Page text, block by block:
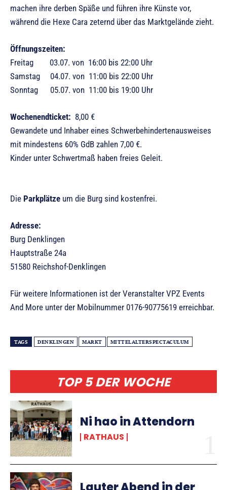
TOP 5 DER WOCHE
Ni hao in Attendorn
RATHAUS
machen ihre derben Späße und führen ihre Künste vor,
während die Hexe Cara zeternd über das Marktgelände zieht.
Öffnungszeiten:
Freitag 03.07. von 16:00 bis 22:00 Uhr
Samstag 04.07. von 11:00 bis 22:00 Uhr
Sonntag 05.07. von 11:00 bis 19:00 Uhr
Wochenendticket: 8,00 €
Gewandete und Inhaber eines Schwerbehindertenausweises
mit mindestens 60% GdB zahlen 7,00 €.
Kinder unter Schwertmaß haben freies Geleit.
Die Parkplätze um die Burg sind kostenfrei.
Adresse:
Burg Denklingen
Hauptstraße 24a
51580 Reichshof-Denklingen
Für weitere Informationen ist der Veranstalter VPZ Events
And More unter der Mobilnummer 0176-90775619 erreichbar.
TAGS DENKLINGEN MARKT MITTELALTERSPECTACULUM